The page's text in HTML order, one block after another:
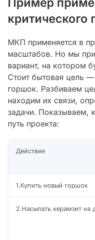
Пример
критического
МКП применяется в
масштабов. Но мы
вариант, на котором
Стоит бытовая цель —
горшок. Разбиваем
находим их связи,
задачи. Показываем,
путь проекта:
Действие
1.Купить новый горшок
2.Насыпать керамзит на